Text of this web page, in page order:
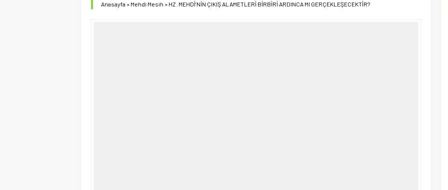
Anasayfa » Mehdi Mesih » HZ. MEHDİ’NİN ÇIKIŞ ALAMETLERİ BİRBİRİ ARDINCA MI GERÇEKLEŞECEKTİR?